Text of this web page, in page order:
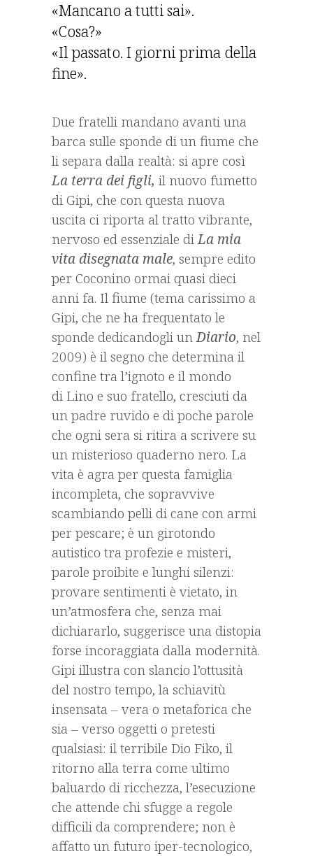
«Mancano a tutti sai».
«Cosa?»
«Il passato. I giorni prima della
fine».
Due fratelli mandano avanti una
barca sulle sponde di un fiume che
li separa dalla realtà: si apre così
La terra dei figli, il nuovo fumetto
di Gipi, che con questa nuova
uscita ci riporta al tratto vibrante,
nervoso ed essenziale diLa mia
vita disegnata male, sempre edito
per Coconino ormai quasi dieci
anni fa. Il fiume (tema carissimo a
Gipi, che ne ha frequentato le
sponde dedicandogli unDiario, nel
2009) è il segno che determina il
confine tra l’ignoto e il mondo
di Lino e suo fratello, cresciuti da
un padre ruvido e di poche parole
che ogni sera si ritira a scrivere su
un misterioso quaderno nero. La
vita è agra per questa famiglia
incompleta, che sopravvive
scambiando pelli di cane con armi
per pescare; è un girotondo
autistico tra profezie e misteri,
parole proibite e lunghi silenzi:
provare sentimenti è vietato, in
un’atmosfera che, senza mai
dichiararlo, suggerisce una distopia
forse incoraggiata dalla modernità.
Gipi illustra con slancio l’ottusità
del nostro tempo, la schiavitù
insensata – vera o metaforica che
sia – verso oggetti o pretesti
qualsiasi: il terribile Dio Fiko, il
ritorno alla terra come ultimo
baluardo di ricchezza, l’esecuzione
che attende chi sfugge a regole
difficili da comprendere; non è
affatto un futuro iper-tecnologico,